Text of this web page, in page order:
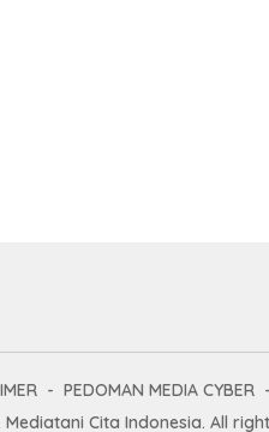
PEDOMAN MEDIA CYBER
Mediatani Cita Indonesia. All